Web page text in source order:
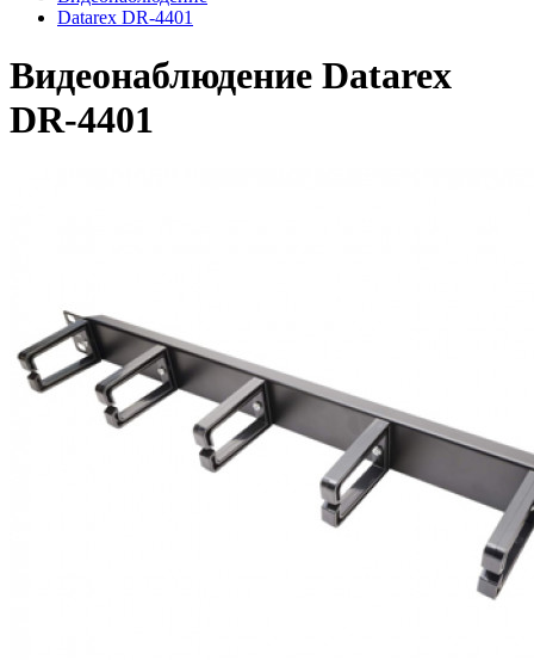
Datarex DR-4401
Видеонаблюдение Datarex
DR-4401